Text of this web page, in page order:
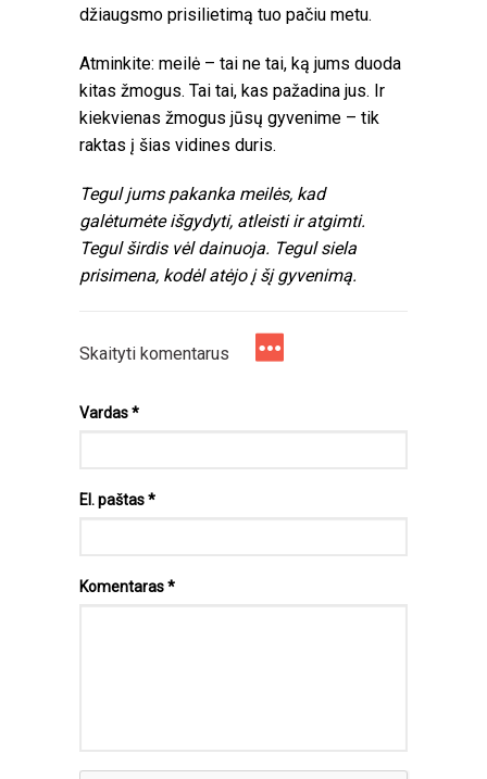
džiaugsmo prisilietimą tuo pačiu metu.
Atminkite: meilė – tai ne tai, ką jums duoda
kitas žmogus. Tai tai, kas pažadina jus. Ir
kiekvienas žmogus jūsų gyvenime – tik
raktas į šias vidines duris.
Tegul jums pakanka meilės, kad
galėtumėte išgydyti, atleisti ir atgimti.
Tegul širdis vėl dainuoja. Tegul siela
prisimena, kodėl atėjo į šį gyvenimą.
Skaityti komentarus
Vardas*
El. paštas*
Komentaras*